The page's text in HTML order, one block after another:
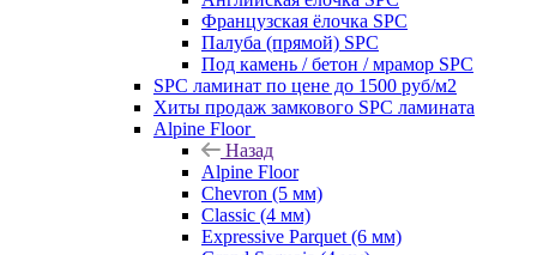
Французская ёлочка SPC
Палуба (прямой) SPC
Под камень / бетон / мрамор SPC
SPC ламинат по цене до 1500 руб/м2
Хиты продаж замкового SPC ламината
Alpine Floor
Назад
Alpine Floor
Chevron (5 мм)
Classic (4 мм)
Expressive Parquet (6 мм)